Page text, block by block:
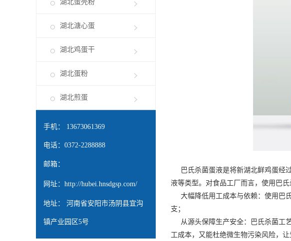
湖北蛋壳粉
湖北溏心蛋
湖北鸡蛋干
湖北蛋粉
湖北煎蛋
手机： 13673061369
电话：0372-2288888
邮箱：
网址： http://hubei.hnsdgsp.com/
地址： 河南省安阳市汤阴县宜沟
镇产业园区5号
巴氏杀菌蛋液是将新湖北鲜鸡蛋经
液等类型。对食品工厂而言，使用巴氏
大幅降低用工成本与依赖：使用巴
支；
从源头保障生产安全：巴氏杀菌工
工成本，又能杜绝微生物污染风险，让